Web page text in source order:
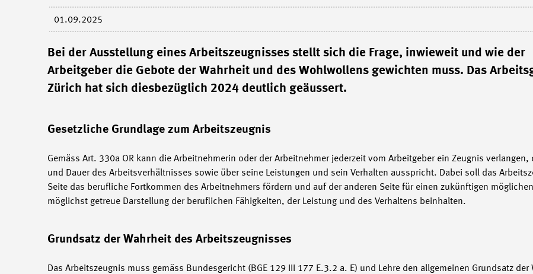
01.09.2025
Bei der Ausstellung eines Arbeitszeugnisses stellt sich die Frage, inwieweit und wie der
Arbeitgeber die Gebote der Wahrheit und des Wohlwollens gewichten muss. Das
Zürich hat sich diesbezüglich 2024 deutlich geäussert.
Gesetzliche Grundlage zum Arbeitszeugnis
Gemäss Art. 330a OR kann die Arbeitnehmerin oder der Arbeitnehmer jederzeit vom Arbeitgeber ein Zeugnis
und Dauer des Arbeitsverhältnisses sowie über seine Leistungen und sein Verhalten ausspricht. Dabei soll das
Seite das berufliche Fortkommen des Arbeitnehmers fördern und auf der anderen Seite für einen zukünftigen
möglichst getreue Darstellung der beruflichen Fähigkeiten, der Leistung und des Verhaltens beinhalten.
Grundsatz der Wahrheit des Arbeitszeugnisses
Das Arbeitszeugnis muss gemäss Bundesgericht (BGE 129 III 177 E.3.2 a. E) und Lehre den allgemeinen Grundsatz